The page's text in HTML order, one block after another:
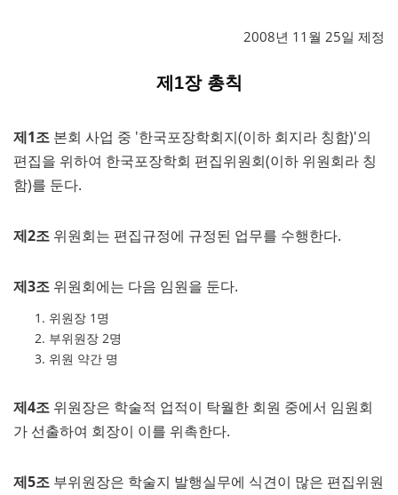
2008년 11월 25일 제정
제1장 총칙
제1조 본회 사업 중 '한국포장학회지(이하 회지라 칭함)'의
편집을 위하여 한국포장학회 편집위원회(이하 위원회라 칭
함)를 둔다.
제2조 위원회는 편집규정에 규정된 업무를 수행한다.
제3조 위원회에는 다음 임원을 둔다.
위원장 1명
부위원장 2명
위원 약간 명
제4조 위원장은 학술적 업적이 탁월한 회원 중에서 임원회
가 선출하여 회장이 이를 위촉한다.
제5조 부위원장은 학술지 발행실무에 식견이 많은 편집위원